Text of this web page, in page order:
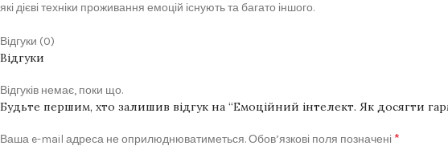
які дієві техніки проживання емоцій існують та багато іншого.
Відгуки (0)
Відгуки
Відгуків немає, поки що.
Будьте першим, хто залишив відгук на “Емоційний інтелект. Як досягти
Ваша e-mail адреса не оприлюднюватиметься.Обов’язкові поля позначені *